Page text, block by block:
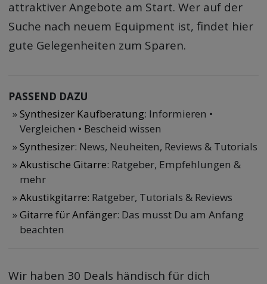
attraktiver Angebote am Start. Wer auf der
Suche nach neuem Equipment ist, findet hier
gute Gelegenheiten zum Sparen.
PASSEND DAZU
Synthesizer Kaufberatung: Informieren •
Vergleichen • Bescheid wissen
Synthesizer: News, Neuheiten, Reviews & Tutorials
Akustische Gitarre: Ratgeber, Empfehlungen &
mehr
Akustikgitarre: Ratgeber, Tutorials & Reviews
Gitarre für Anfänger: Das musst Du am Anfang
beachten
Wir haben 30 Deals händisch für dich